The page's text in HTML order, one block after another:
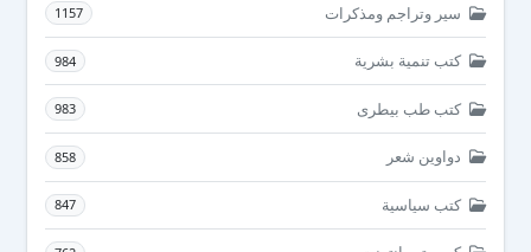
سير وتراجم ومذكرات 1157
كتب تنمية بشرية 984
كتب طب بيطرى 983
دواوين شعر 858
كتب سياسية 847